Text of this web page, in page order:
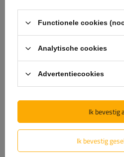
De officiële
de fabrikant
GARANTIE OP KWALITEIT EN
koopt,
rechtstreeks bij de fabrikant
100% zeker van dat het
de transactie volledig veilig
bouwen onze
wij u volledige technische
constante toegang tot
Kies voor beproefde
Functionele cookies
Analytische cookies
Advertentiecookies
Ik bevestig
Ik bevestig